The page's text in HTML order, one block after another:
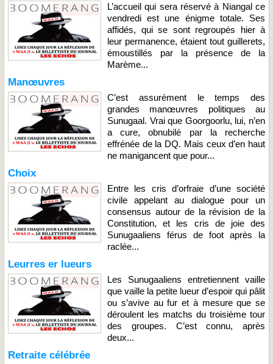
L’accueil qui sera réservé à Niangal ce
vendredi est une énigme totale. Ses
affidés, qui se sont regroupés hier à
leur permanence, étaient tout guillerets,
émoustillés par la présence de la
Marème...
Manœuvres
C’est assurément le temps des
grandes manœuvres politiques au
Sunugaal. Vrai que Goorgoorlu, lui, n’en
a cure, obnubilé par la recherche
effrénée de la DQ. Mais ceux d’en haut
ne manigancent que pour...
Choix
Entre les cris d’orfraie d’une société
civile appelant au dialogue pour un
consensus autour de la révision de la
Constitution, et les cris de joie des
Sunugaaliens férus de foot après la
raclée...
Leurres er lueurs
Les Sunugaaliens entretiennent vaille
que vaille la petite lueur d’espoir qui pâlit
ou s’avive au fur et à mesure que se
déroulent les matchs du troisième tour
des groupes. C’est connu, après
deux...
Retraite célébrée